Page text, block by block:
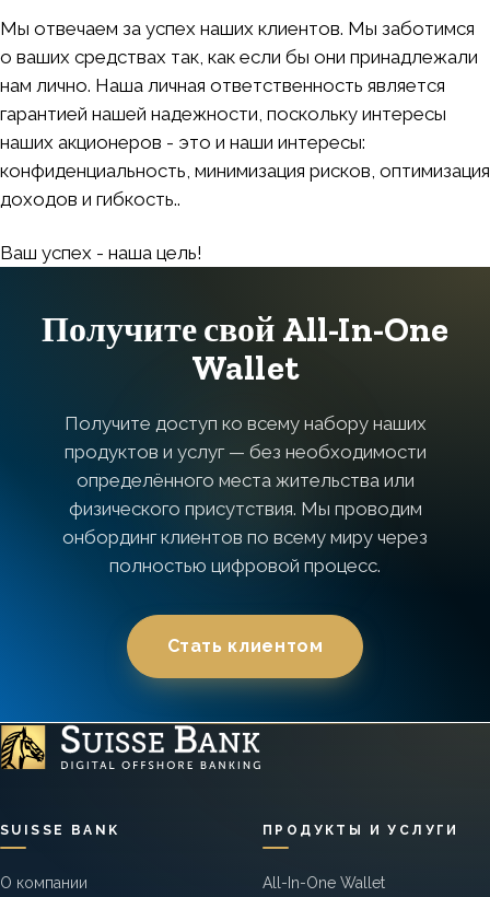
Мы отвечаем за успех наших клиентов. Мы заботимся
о ваших средствах так, как если бы они принадлежали
нам лично. Наша личная ответственность является
гарантией нашей надежности, поскольку интересы
наших акционеров - это и наши интересы:
конфиденциальность, минимизация рисков, оптимизация
доходов и гибкость..
Ваш успех - наша цель!
Получите свой All-In-One
Wallet
Получите доступ ко всему набору наших
продуктов и услуг — без необходимости
определённого места жительства или
физического присутствия. Мы проводим
онбординг клиентов по всему миру через
полностью цифровой процесс.
Стать клиентом
SUISSE BANK
О компании
ПРОДУКТЫ И УСЛУГИ
All-In-One Wallet